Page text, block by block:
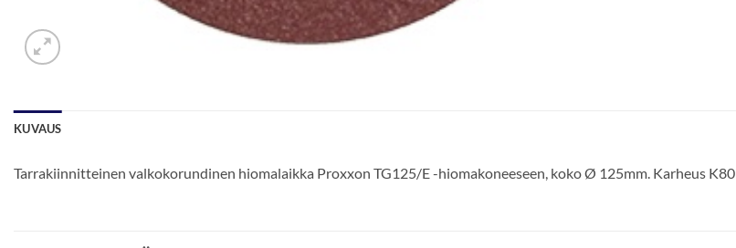
KUVAUS
Tarrakiinnitteinen valkokorundinen hiomalaikka Proxxon TG125/E -hiomakoneeseen, koko Ø 125mm. Karheus K80